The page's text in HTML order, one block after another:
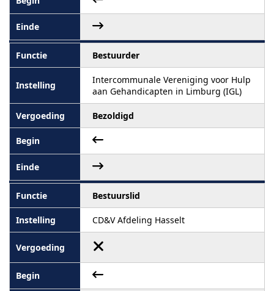
Bestuurder
Intercommunale Vereniging voor Hulp
aan Gehandicapten in Limburg (IGL)
Bezoldigd
Bestuurslid
CD&V Afdeling Hasselt